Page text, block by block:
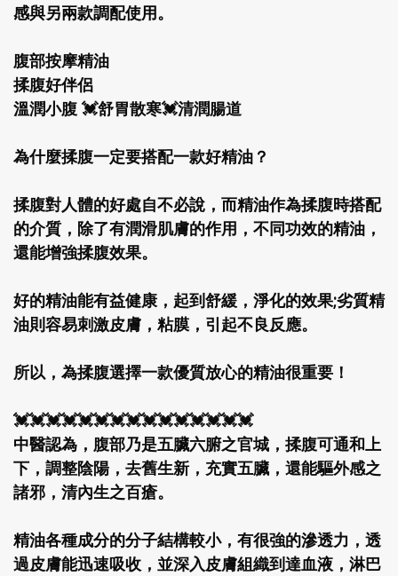
感與另兩款調配使用。
腹部按摩精油
揉腹好伴侶
溫潤小腹 💓舒胃散寒💓清潤腸道
為什麼揉腹一定要搭配一款好精油？
揉腹對人體的好處自不必說，而精油作為揉腹時搭配
的介質，除了有潤滑肌膚的作用，不同功效的精油，
還能增強揉腹效果。
好的精油能有益健康，起到舒緩，淨化的效果;劣質精
油則容易刺激皮膚，粘膜，引起不良反應。
所以，為揉腹選擇一款優質放心的精油很重要！
💓💓💓💓💓💓💓💓💓💓💓💓💓💓💓
中醫認為，腹部乃是五臟六腑之官城，揉腹可通和上
下，調整陰陽，去舊生新，充實五臟，還能驅外感之
諸邪，清內生之百瘡。
精油各種成分的分子結構較小，有很強的滲透力，透
過皮膚能迅速吸收，並深入皮膚組織到達血液，淋巴